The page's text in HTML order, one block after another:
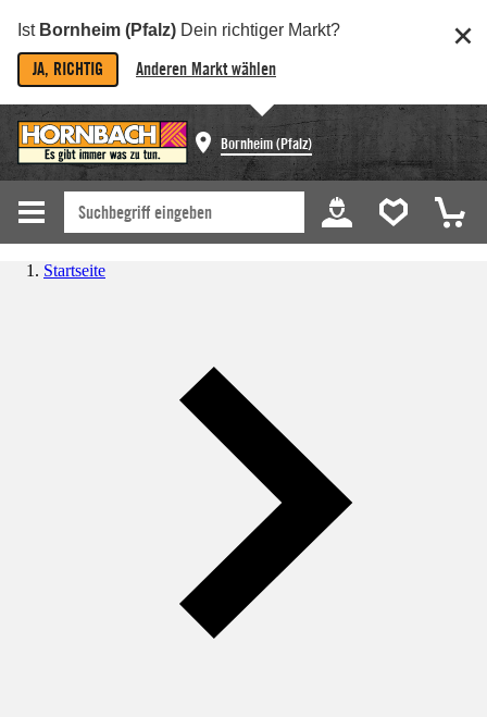
Ist Bornheim (Pfalz) Dein richtiger Markt?
JA, RICHTIG Anderen Markt wählen
Bornheim (Pfalz)
Startseite